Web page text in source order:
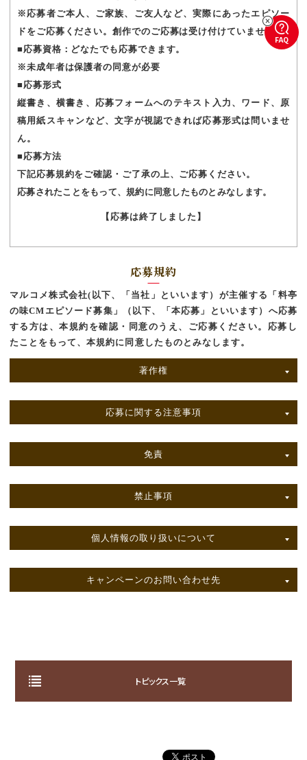
※応募者ご本人、ご家族、ご友人など、実際にあったエピソー
ドをご応募ください。創作でのご応募は受け付けていません。
■応募資格：どなたでも応募できます。
※未成年者は保護者の同意が必要
■応募形式
縦書き、横書き、応募フォームへのテキスト入力、ワード、原
稿用紙スキャンなど、文字が視認できれば応募形式は問いませ
ん。
■応募方法
下記応募規約をご確認・ご了承の上、ご応募ください。
応募されたことをもって、規約に同意したものとみなします。
【応募は終了しました】
応募規約
マルコメ株式会社(以下、「当社」といいます）が主催する「料亭
の味CMエピソード募集」（以下、「本応募」といいます）へ応募
する方は、本規約を確認・同意のうえ、ご応募ください。応募し
たことをもって、本規約に同意したものとみなします。
著作権
応募に関する注意事項
免責
禁止事項
個人情報の取り扱いについて
キャンペーンのお問い合わせ先
トピックス一覧
FAQ